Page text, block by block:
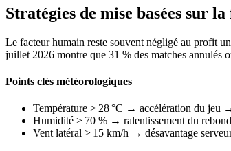
Stratégies de mise basées sur
Le facteur humain reste souvent négligé au profit
juillet 2026 montre que 31 % des matches annulés
Points clés météorologiques
Température > 28 °C → accélération du jeu
Humidité > 70 % → ralentissement du
Vent latéral > 15 km/h → désavantage